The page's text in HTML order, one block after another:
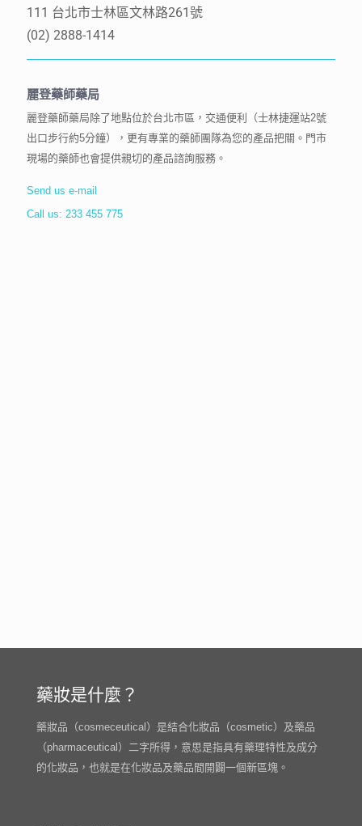
111 台北市士林區文林路261號
(02) 2888-1414
麗登藥師藥局
麗登藥師藥局除了地點位於台北市區，交通便利（士林捷運站2號
出口步行約5分鐘），更有專業的藥師團隊為您的產品把關。門市
現場的藥師也會提供親切的產品諮詢服務。
Send us e-mail
Call us: 233 455 775
藥妝是什麼？
藥妝品（cosmeceutical）是結合化妝品（cosmetic）及藥品
（pharmaceutical）二字所得，意思是指具有藥理特性及成分
的化妝品，也就是在化妝品及藥品間開闢一個新區塊。